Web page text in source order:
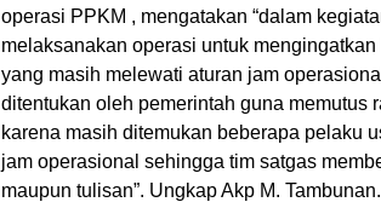
operasi PPKM , mengatakan “dalam
melaksanakan operasi untuk
yang masih melewati aturan jam
ditentukan oleh pemerintah guna memutus
karena masih ditemukan beberapa pelaku
jam operasional sehingga tim satgas
maupun tulisan”. Ungkap Akp M. Tambunan.